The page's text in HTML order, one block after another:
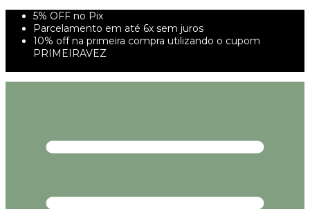
5% OFF no Pix
Parcelamento em até 6x sem juros
10% off na primeira compra utilizando o cupom
PRIMEIRAVEZ